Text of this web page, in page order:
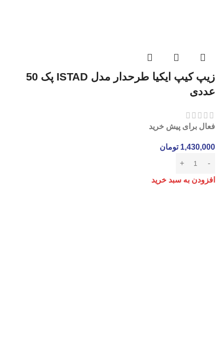
زیپ کیپ ایکیا طرحدار مدل ISTAD پک 50
عددی
فعال برای پیش خرید
1,430,000 تومان
افزودن به سبد خرید